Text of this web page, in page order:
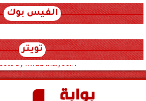
الفيس بوك
تويتر
by hwadithalyoum